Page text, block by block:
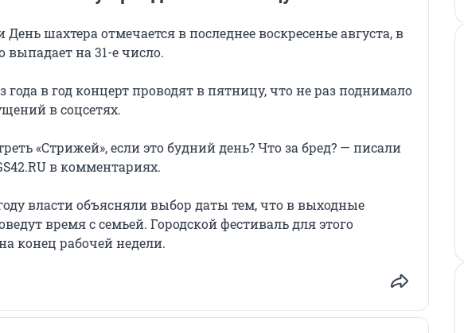
День шахтера отмечается в последнее воскресенье августа, в
выпадает на 31-е число.
года в год концерт проводят в пятницу, что не раз поднимало
в соцсетях.
«Стрижей», если это будний день? Что за бред? — писали
в комментариях.
власти объясняли выбор даты тем, что в выходные
время с семьей. Городской фестиваль для этого
конец рабочей недели.